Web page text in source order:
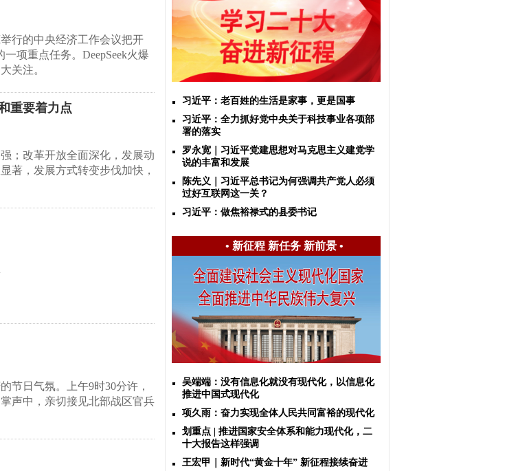
行的中央经济工作会议把开
项重点任务。DeepSeek火爆
关注。
重要着力点
；改革开放全面深化，发展动
著，发展方式转变步伐加快，
节日气氛。上午9时30分许，
声中，亲切接见北部战区官兵
习近平：老百姓的生活是家事，更是国事
习近平：全力抓好党中央关于科技事业各项部
署的落实
罗永宽｜习近平党建思想对马克思主义建党学
说的丰富和发展
陈先义｜习近平总书记为何强调共产党人必须
过好互联网这一关？
习近平：做焦裕禄式的县委书记
• 新征程 新任务 新前景•
吴端端：没有信息化就没有现代化，以信息化
推进中国式现代化
项久雨：奋力实现全体人民共同富裕的现代化
划重点 | 推进国家安全体系和能力现代化，二
十大报告这样强调
王宏甲｜新时代“黄金十年” 新征程接续奋进